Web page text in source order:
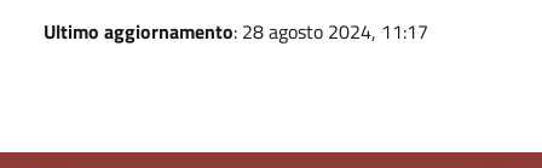
Ultimo aggiornamento: 28 agosto 2024, 11:17